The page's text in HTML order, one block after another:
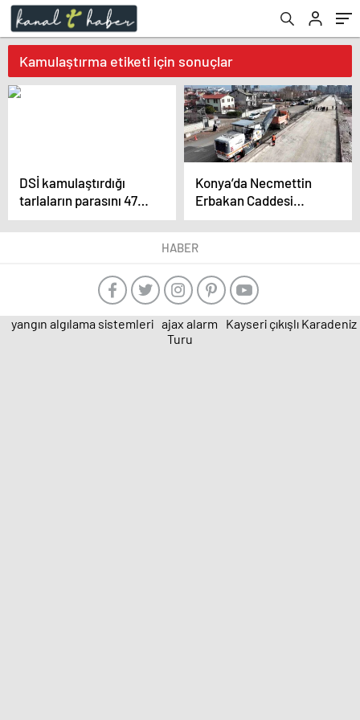
Kamulaştırma etiketi için sonuçlar
DSİ kamulaştırdığı
tarlaların parasını 47
sene sonra köylüye
ödedi
Konya’da Necmettin
Erbakan Caddesi
hayata geçiyor
HABER
yangın algılama sistemleri ajax alarm
Kayseri çıkışlı Karadeniz
Turu